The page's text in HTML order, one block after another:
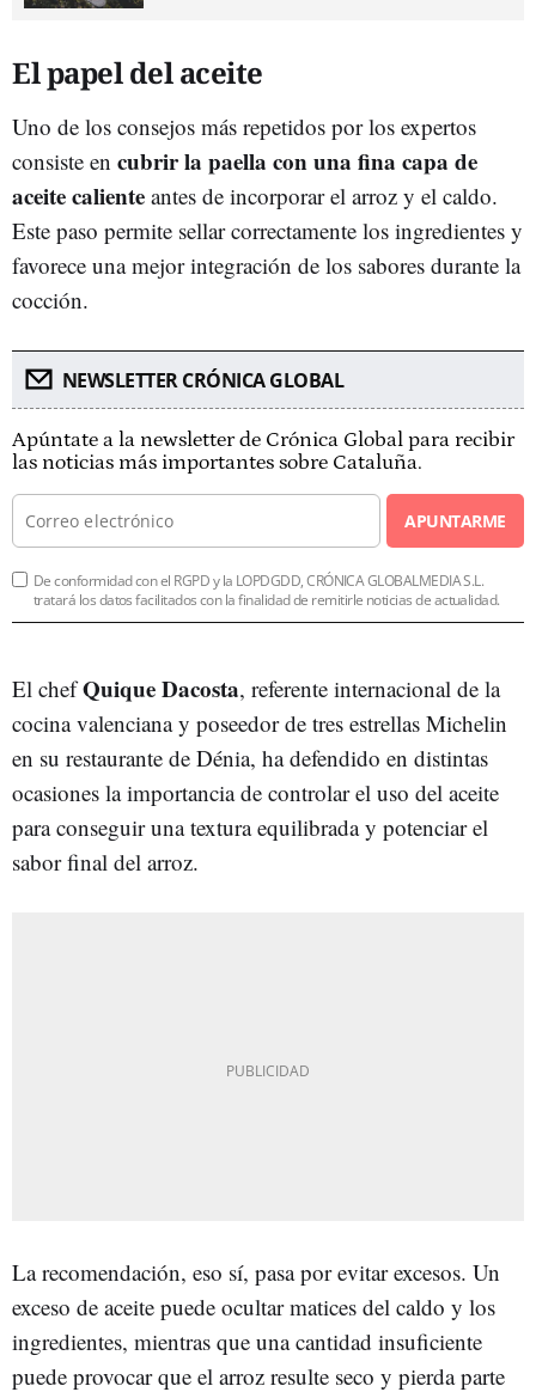
El papel del aceite
Uno de los consejos más repetidos por los expertos
consiste en cubrir la paella con una fina capa de
aceite caliente antes de incorporar el arroz y el caldo.
Este paso permite sellar correctamente los ingredientes y
favorece una mejor integración de los sabores durante la
cocción.
NEWSLETTER CRÓNICA GLOBAL
Apúntate a la newsletter de Crónica Global para recibir
las noticias más importantes sobre Cataluña.
APUNTARME
De conformidad con el RGPD y la LOPDGDD, CRÓNICA GLOBALMEDIA S.L.
tratará los datos facilitados con la finalidad de remitirle noticias de actualidad.
El chefQuique Dacosta, referente internacional de la
cocina valenciana y poseedor de tres estrellas Michelin
en su restaurante de Dénia, ha defendido en distintas
ocasiones la importancia de controlar el uso del aceite
para conseguir una textura equilibrada y potenciar el
sabor final del arroz.
La recomendación, eso sí, pasa por evitar excesos. Un
exceso de aceite puede ocultar matices del caldo y los
ingredientes, mientras que una cantidad insuficiente
puede provocar que el arroz resulte seco y pierda parte